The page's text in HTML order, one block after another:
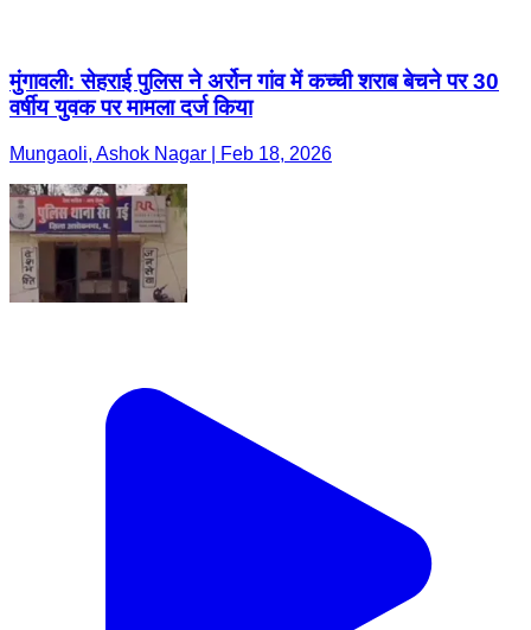
मुंगावली: सेहराई पुलिस ने अर्रोन गांव में कच्ची शराब बेचने पर 30
वर्षीय युवक पर मामला दर्ज किया
Mungaoli, Ashok Nagar | Feb 18, 2026